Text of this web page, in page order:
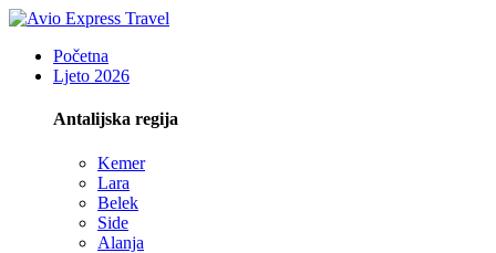
Početna
Ljeto 2026
Antalijska regija
Kemer
Lara
Belek
Side
Alanja